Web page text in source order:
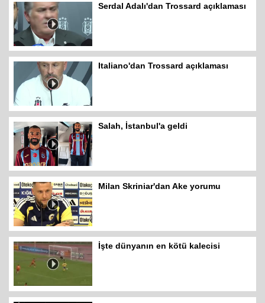
Serdal Adalı'dan Trossard açıklaması
Italiano'dan Trossard açıklaması
Salah, İstanbul'a geldi
Milan Skriniar'dan Ake yorumu
İşte dünyanın en kötü kalecisi